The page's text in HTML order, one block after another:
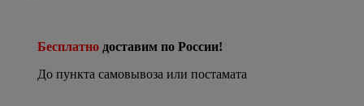
Бесплатно доставим по России!
До пункта самовывоза или постамата